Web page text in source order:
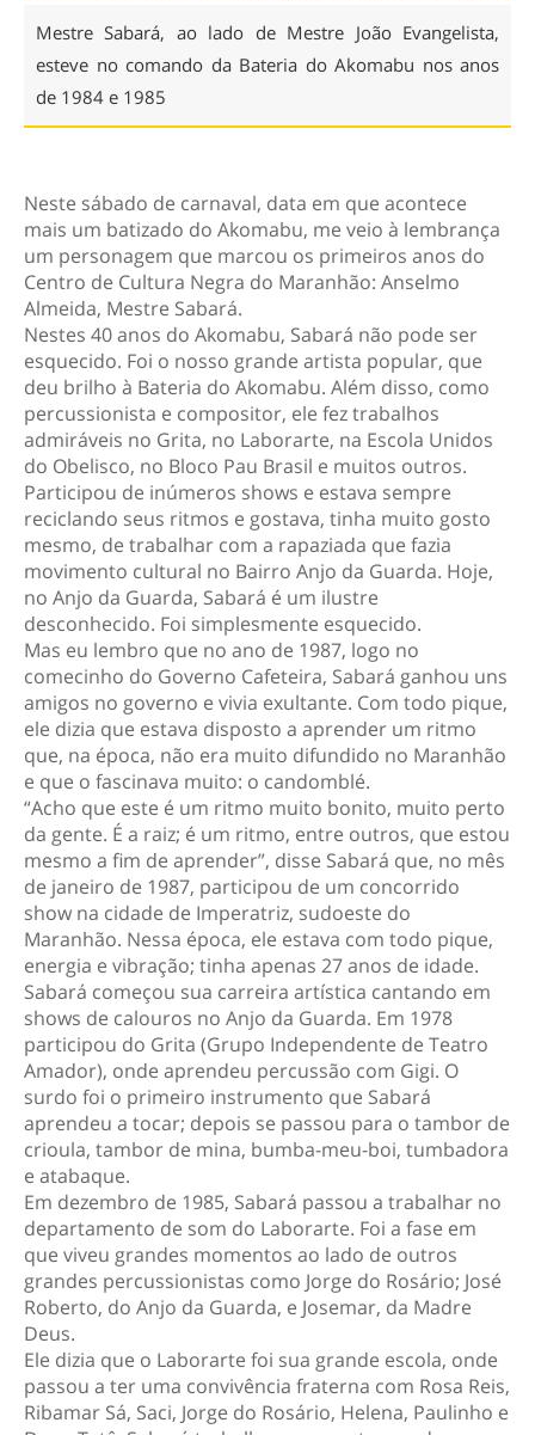
Mestre Sabará, ao lado de Mestre João Evangelista,
esteve no comando da Bateria do Akomabu nos anos
de 1984 e 1985
Neste sábado de carnaval, data em que acontece
mais um batizado do Akomabu, me veio à lembrança
um personagem que marcou os primeiros anos do
Centro de Cultura Negra do Maranhão: Anselmo
Almeida, Mestre Sabará.
Nestes 40 anos do Akomabu, Sabará não pode ser
esquecido. Foi o nosso grande artista popular, que
deu brilho à Bateria do Akomabu. Além disso, como
percussionista e compositor, ele fez trabalhos
admiráveis no Grita, no Laborarte, na Escola Unidos
do Obelisco, no Bloco Pau Brasil e muitos outros.
Participou de inúmeros shows e estava sempre
reciclando seus ritmos e gostava, tinha muito gosto
mesmo, de trabalhar com a rapaziada que fazia
movimento cultural no Bairro Anjo da Guarda. Hoje,
no Anjo da Guarda, Sabará é um ilustre
desconhecido. Foi simplesmente esquecido.
Mas eu lembro que no ano de 1987, logo no
comecinho do Governo Cafeteira, Sabará ganhou uns
amigos no governo e vivia exultante. Com todo pique,
ele dizia que estava disposto a aprender um ritmo
que, na época, não era muito difundido no Maranhão
e que o fascinava muito: o candomblé.
“Acho que este é um ritmo muito bonito, muito perto
da gente. É a raiz; é um ritmo, entre outros, que estou
mesmo a fim de aprender”, disse Sabará que, no mês
de janeiro de 1987, participou de um concorrido
show na cidade de Imperatriz, sudoeste do
Maranhão. Nessa época, ele estava com todo pique,
energia e vibração; tinha apenas 27 anos de idade.
Sabará começou sua carreira artística cantando em
shows de calouros no Anjo da Guarda. Em 1978
participou do Grita (Grupo Independente de Teatro
Amador), onde aprendeu percussão com Gigi. O
surdo foi o primeiro instrumento que Sabará
aprendeu a tocar; depois se passou para o tambor de
crioula, tambor de mina, bumba-meu-boi, tumbadora
e atabaque.
Em dezembro de 1985, Sabará passou a trabalhar no
departamento de som do Laborarte. Foi a fase em
que viveu grandes momentos ao lado de outros
grandes percussionistas como Jorge do Rosário; José
Roberto, do Anjo da Guarda, e Josemar, da Madre
Deus.
Ele dizia que o Laborarte foi sua grande escola, onde
passou a ter uma convivência fraterna com Rosa Reis,
Ribamar Sá, Saci, Jorge do Rosário, Helena, Paulinho e